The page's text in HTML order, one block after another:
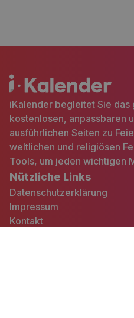
iKalender begleitet Sie das
kostenlosen, anpassbaren
ausführlichen Seiten zu
weltlichen und religiösen
Tools, um jeden wichtigen
Nützliche Links
Datenschutzerklärung
Impressum
Kontakt